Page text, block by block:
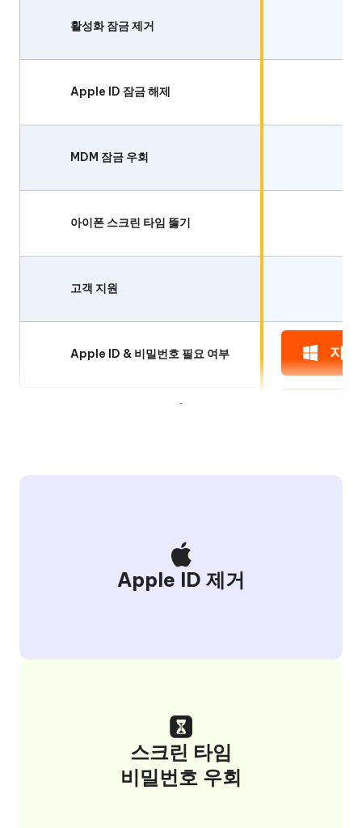
활성화 잠금 제거
Apple ID 잠금 해제
MDM 잠금 우회
아이폰 스크린 타임 뚫기
고객 지원
Apple ID & 비밀번호 필요 여부 지
Apple ID 제거
스크린 타임
비밀번호 우회